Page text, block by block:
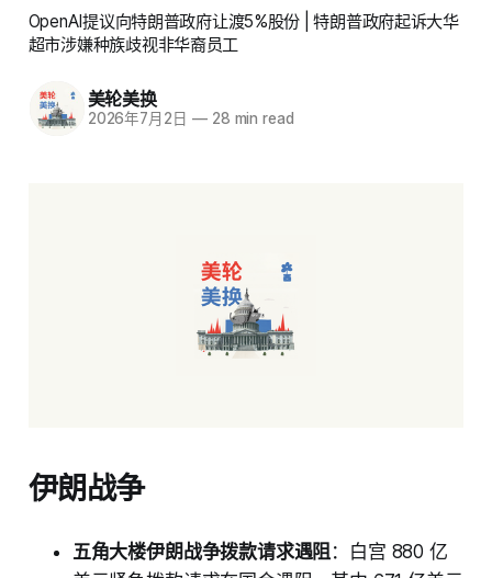
OpenAI提议向特朗普政府让渡5%股份 | 特朗普政府起诉大华
超市涉嫌种族歧视非华裔员工
美轮美换
2026年7月2日 —28 min read
伊朗战争
五角大楼伊朗战争拨款请求遇阻 ：白宫 880 亿